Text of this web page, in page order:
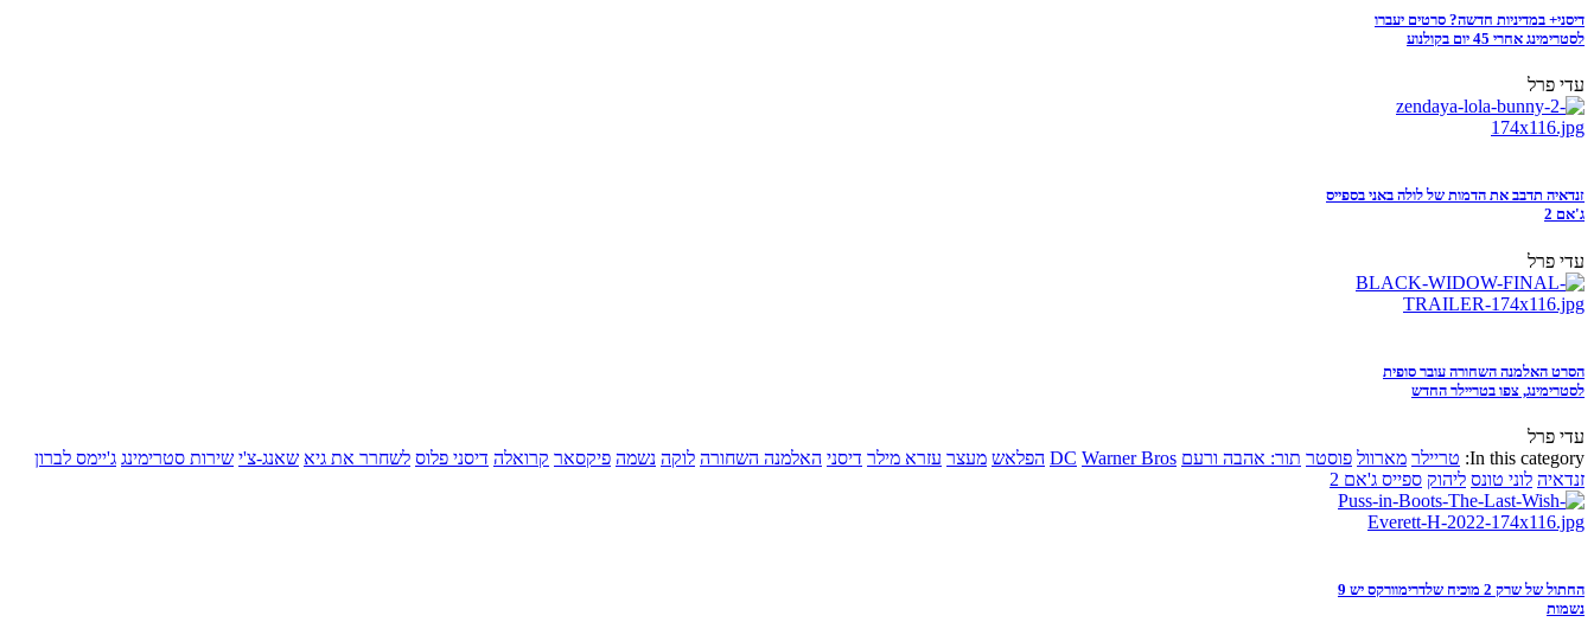
דיסני+ במדיניות חדשה? סרטים יעברו
לסטרימינג אחרי 45 יום בקולנוע
עדי פרל
זנדאיה תדבב את הדמות של לולה באני בספייס
ג'אם 2
עדי פרל
הסרט האלמנה השחורה עובר סופית
לסטרימינג, צפו בטריילר החדש
עדי פרל
In this category: טריילר מארוול פוסטר תור: אהבה ורעם DC Warner Bros הפלאש מעצר עזרא מילר דיסני האלמנה השחורה לוקה נשמה פיקסאר קרואלה דיסני פלוס לשחרר את גיא שאנג-צ'י שירות סטרימינג ג'יימס לברון
זנדאיה לוני טונס ליהוק ספייס ג'אם 2
החתול של שרק 2 מוכיח שלדרימוורקס יש 9
נשמות